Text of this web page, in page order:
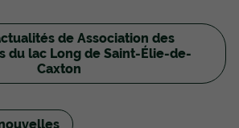
de Association des
du lac Long de Saint-Élie-de-
Caxton